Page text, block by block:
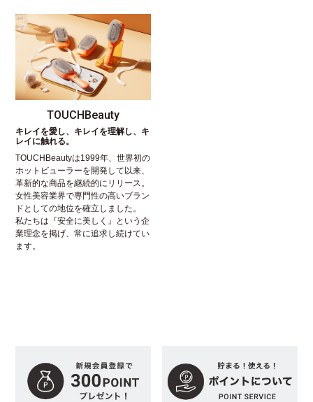
TOUCHBeauty
キレイを愛し、キレイを理解し、キ
レイに触れる。
TOUCHBeautyは1999年、世界初の
ホットビューラーを開発して以来、
革新的な商品を継続的にリリース。
女性美容業界で専門性の高いブラン
ドとしての地位を確立しました。
私たちは『安全に美しく』という企
業理念を掲げ、常に追求し続けてい
ます。